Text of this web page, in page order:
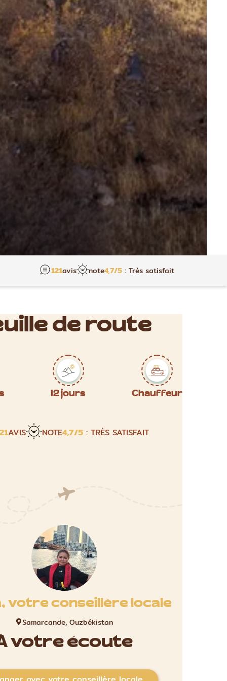
121avis note4,7/5 : Très satisfait
de route
12 jours Chauffeur
AVIS NOTE4,7/5 : TRÈS SATISFAIT
votre conseillère locale
Samarcande, Ouzbékistan
votre écoute